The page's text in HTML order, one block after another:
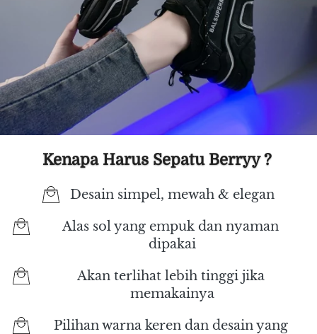
Kenapa Harus Sepatu Berryy ?
Desain simpel, mewah & elegan
Alas sol yang empuk dan nyaman
dipakai
Akan terlihat lebih tinggi jika
memakainya
Pilihan warna keren dan desain yang